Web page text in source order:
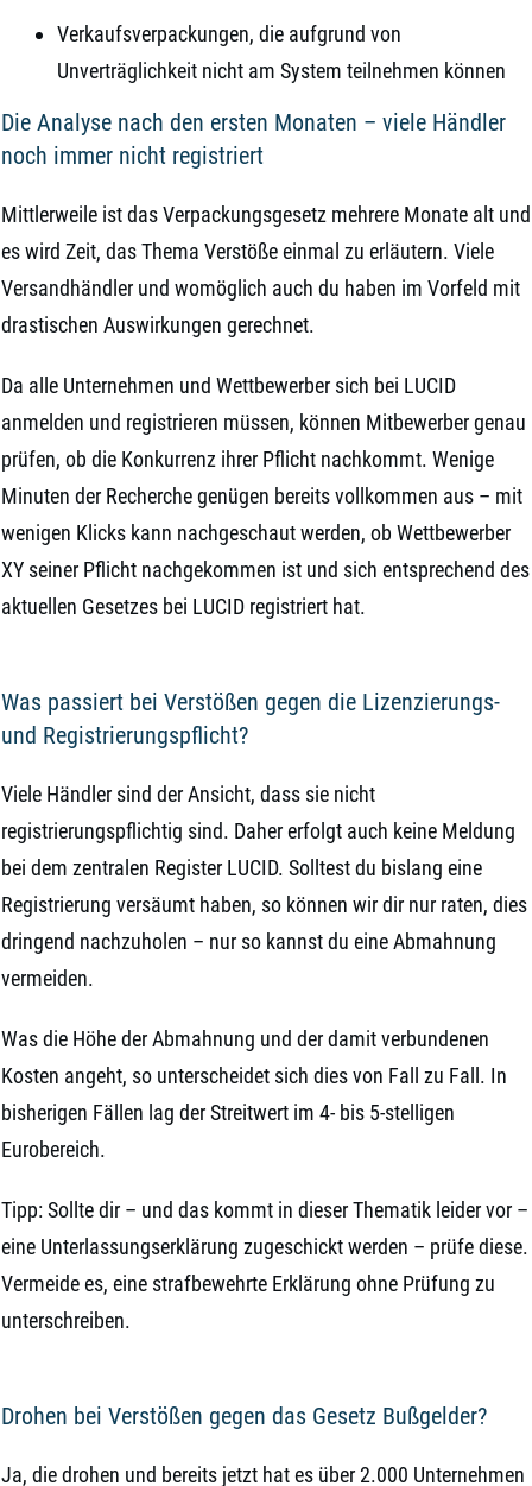
Verkaufsverpackungen, die aufgrund von
Unverträglichkeit nicht am System teilnehmen können
Die Analyse nach den ersten Monaten – viele Händler
noch immer nicht registriert
Mittlerweile ist das Verpackungsgesetz mehrere Monate alt und
es wird Zeit, das Thema Verstöße einmal zu erläutern. Viele
Versandhändler und womöglich auch du haben im Vorfeld mit
drastischen Auswirkungen gerechnet.
Da alle Unternehmen und Wettbewerber sich bei LUCID
anmelden und registrieren müssen, können Mitbewerber genau
prüfen, ob die Konkurrenz ihrer Pflicht nachkommt. Wenige
Minuten der Recherche genügen bereits vollkommen aus – mit
wenigen Klicks kann nachgeschaut werden, ob Wettbewerber
XY seiner Pflicht nachgekommen ist und sich entsprechend des
aktuellen Gesetzes bei LUCID registriert hat.
Was passiert bei Verstößen gegen die Lizenzierungs-
und Registrierungspflicht?
Viele Händler sind der Ansicht, dass sie nicht
registrierungspflichtig sind. Daher erfolgt auch keine Meldung
bei dem zentralen Register LUCID. Solltest du bislang eine
Registrierung versäumt haben, so können wir dir nur raten, dies
dringend nachzuholen – nur so kannst du eine Abmahnung
vermeiden.
Was die Höhe der Abmahnung und der damit verbundenen
Kosten angeht, so unterscheidet sich dies von Fall zu Fall. In
bisherigen Fällen lag der Streitwert im 4- bis 5-stelligen
Eurobereich.
Tipp: Sollte dir – und das kommt in dieser Thematik leider vor –
eine Unterlassungserklärung zugeschickt werden – prüfe diese.
Vermeide es, eine strafbewehrte Erklärung ohne Prüfung zu
unterschreiben.
Drohen bei Verstößen gegen das Gesetz Bußgelder?
Ja, die drohen und bereits jetzt hat es über 2.000 Unternehmen